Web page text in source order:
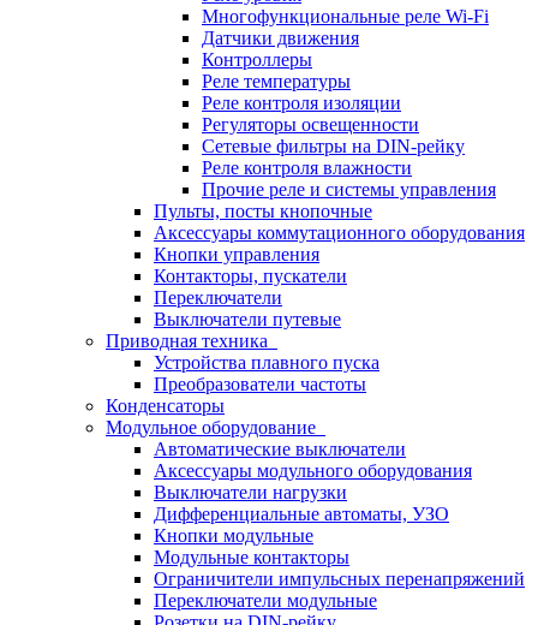
Многофункциональные реле Wi-Fi
Датчики движения
Контроллеры
Реле температуры
Реле контроля изоляции
Регуляторы освещенности
Сетевые фильтры на DIN-рейку
Реле контроля влажности
Прочие реле и системы управления
Пульты, посты кнопочные
Аксессуары коммутационного оборудования
Кнопки управления
Контакторы, пускатели
Переключатели
Выключатели путевые
Приводная техника
Устройства плавного пуска
Преобразователи частоты
Конденсаторы
Модульное оборудование
Автоматические выключатели
Аксессуары модульного оборудования
Выключатели нагрузки
Дифференциальные автоматы, УЗО
Кнопки модульные
Модульные контакторы
Ограничители импульсных перенапряжений
Переключатели модульные